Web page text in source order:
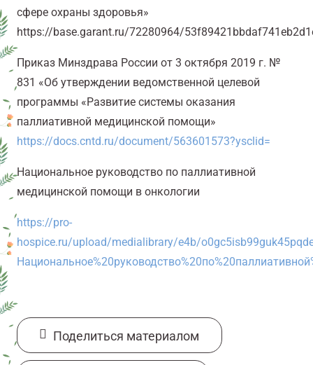
сфере охраны здоровья»
https://base.garant.ru/72280964/
Приказ Минздрава России от 3 октября 2019 г. №
831 «Об утверждении ведомственной целевой
программы «Развитие системы оказания
паллиативной медицинской помощи»
https://docs.cntd.ru/document/563601573?ysclid=
Национальное руководство по паллиативной
медицинской помощи в онкологии
https://pro-
hospice.ru/upload/medialibrary/e4b/
Поделиться материалом